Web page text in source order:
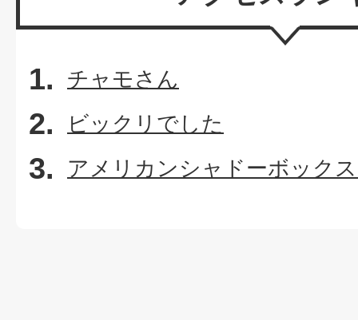
チャモさん
ビックリでした
アメリカンシャドーボック